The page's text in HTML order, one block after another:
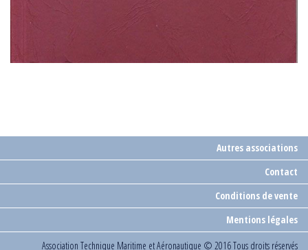
Autres associations
Contact
Conditions de vente
Mentions légales
Association Technique Maritime et Aéronautique © 2016 Tous droits réservés